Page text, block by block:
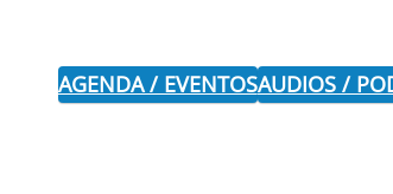
AGENDA / EVENTOSAUDIOS /